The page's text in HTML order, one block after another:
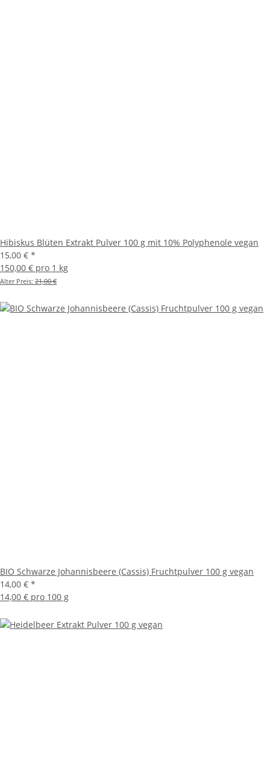
Hibiskus Blüten Extrakt Pulver 100 g mit 10% Polyphenole vegan
15,00 € *
150,00 € pro 1 kg
Alter Preis: 21,00 €
BIO Schwarze Johannisbeere (Cassis) Fruchtpulver 100 g vegan
14,00 € *
14,00 € pro 100 g